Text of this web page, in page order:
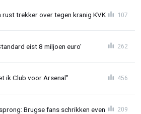
rust trekker over tegen kranig KVK 107
eist 8 miljoen euro' 262
ik Club voor Arsenal" 456
Brugse fans schrikken even 209